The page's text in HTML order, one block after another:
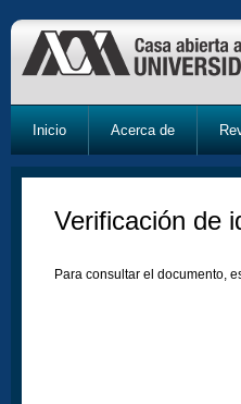
Inicio Acerca de
Verificación de
Para consultar el documento,